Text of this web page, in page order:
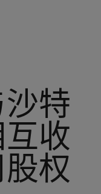
特
收
权